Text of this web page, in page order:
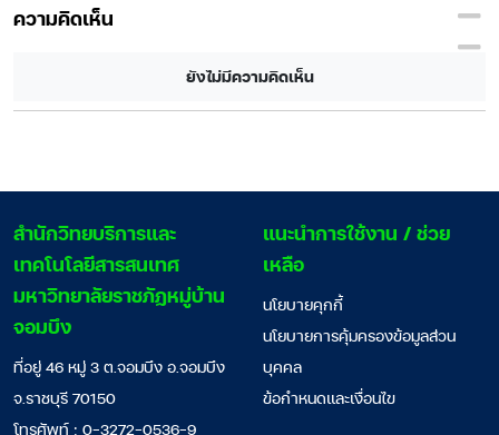
ความคิดเห็น
ยังไม่มีความคิดเห็น
สํานักวิทยบริการและ
เทคโนโลยีสารสนเทศ
มหาวิทยาลัยราชภัฏหมู่บ้าน
จอมบึง
ที่อยู่ 46 หมู่ 3 ต.จอมบึง อ.จอมบึง
จ.ราชบุรี 70150
โทรศัพท์ : 0-3272-0536-9
แนะนำการใช้งาน / ช่วย
เหลือ
นโยบายคุกกี้
นโยบายการคุ้มครองข้อมูลส่วน
บุคคล
ข้อกำหนดและเงื่อนไข